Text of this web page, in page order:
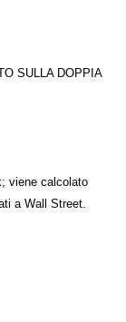
SULLA DOPPIA
viene calcolato
a Wall Street.